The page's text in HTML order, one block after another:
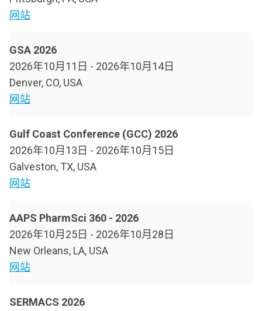
网站
GSA 2026
2026年10月11日 - 2026年10月14日
Denver, CO, USA
网站
Gulf Coast Conference (GCC) 2026
2026年10月13日 - 2026年10月15日
Galveston, TX, USA
网站
AAPS PharmSci 360 - 2026
2026年10月25日 - 2026年10月28日
New Orleans, LA, USA
网站
SERMACS 2026